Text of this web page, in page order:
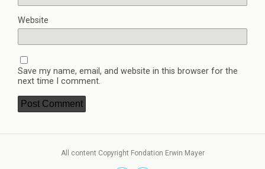
Website
Save my name, email, and website in this browser for the
next time I comment.
All content Copyright Fondation Erwin Mayer